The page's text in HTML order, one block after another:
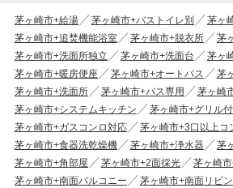
茅ヶ崎市+給湯 茅ヶ崎市+バストイレ別
茅ヶ
茅ヶ崎市+追焚機能浴室
茅ヶ崎市+脱衣所
茅
茅ヶ崎市+洗面所独立
茅ヶ崎市+洗面台
茅ヶ
茅ヶ崎市+暖房便座
茅ヶ崎市+オートバス
茅
茅ヶ崎市+洗面所
茅ヶ崎市+バス専用
茅ヶ崎
茅ヶ崎市+システムキッチン
茅ヶ崎市+グリル付
茅ヶ崎市+ガスコンロ対応
茅ヶ崎市+3口以上コ
茅ヶ崎市+食器洗乾燥機
茅ヶ崎市+浄水器
茅
茅ヶ崎市+角部屋
茅ヶ崎市+2面採光
茅ヶ崎
茅ヶ崎市+南面バルコニー
茅ヶ崎市+南面リビ